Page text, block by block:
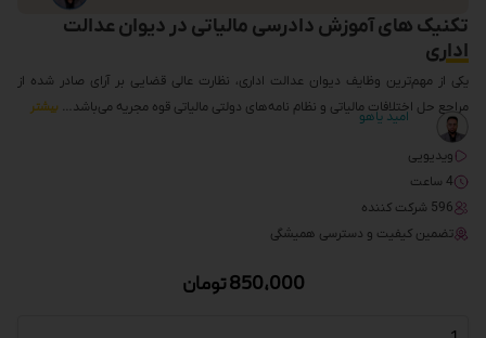
تکنیک های آموزش دادرسی مالیاتی در دیوان عدالت
اداری
یکی از مهم‌ترین وظایف دیوان عدالت اداری، نظارت عالی قضایی بر آرای صادر شده از
مراجع حل اختلافات مالیاتی و نظام نامه‌های دولتی مالیاتی قوه مجریه می‌باشد… بیشتر امید یاهو
ویدیویی
4 ساعت
596 شرکت کننده
تضمین کیفیت و دسترسی همیشگی
850,000تومان